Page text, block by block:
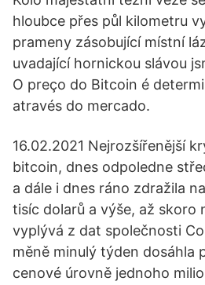
hloubce přes půl kilometru
prameny zásobující místní
uvadající hornickou slávou
O preço do Bitcoin é
através do mercado.
16.02.2021 Nejrozšířenější
bitcoin, dnes odpoledne
a dále i dnes ráno zdražila
tisíc dolarů a výše, až skoro
vyplývá z dat společnosti
měně minulý týden dosáhla
cenové úrovně jednoho